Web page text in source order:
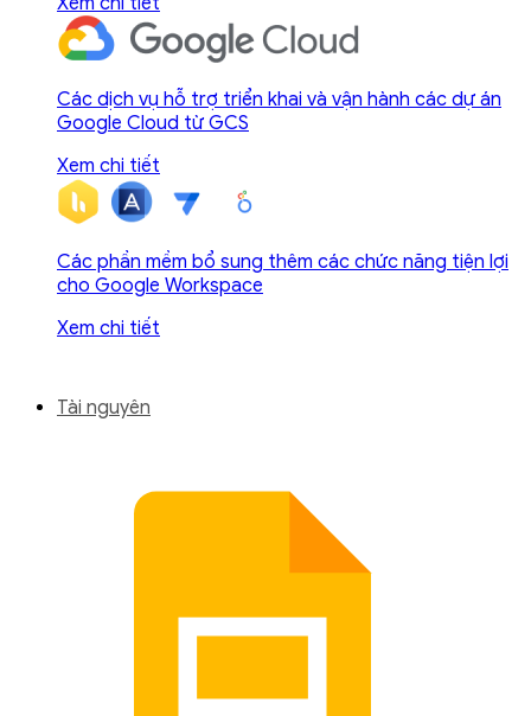
Các dịch vụ hỗ trợ triển khai và vận hành các dự án
Google Cloud từ GCS
Xem chi tiết
Các phần mềm bổ sung thêm các chức năng tiện lợi
cho Google Workspace
Xem chi tiết
Tài nguyên